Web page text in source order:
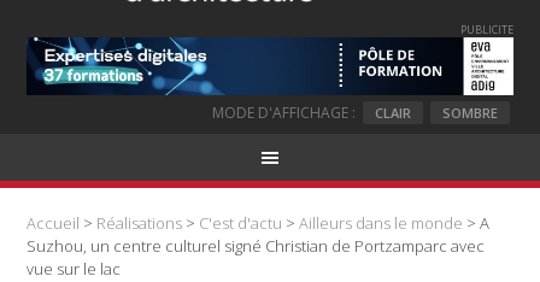
PUBLICITE
MODE D'AFFICHAGE : CLAIR SOMBRE
Accueil > Réalisations > C'est d'actu >Ailleurs dans le monde > A
Suzhou, un centre culturel signé Christian de Portzamparc avec
vue sur le lac